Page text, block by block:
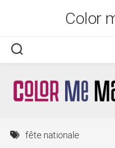
Color
fête nationale